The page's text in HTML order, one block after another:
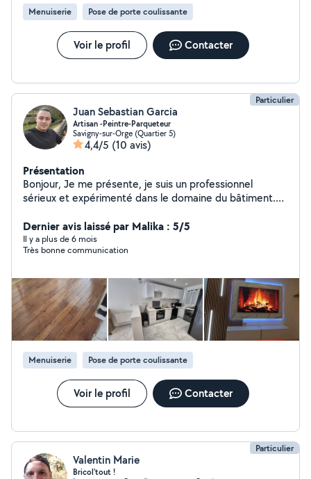
Menuiserie Pose de porte coulissante
Voir le profil Contacter
Particulier
Juan Sebastian Garcia
Artisan -Peintre-Parqueteur
Savigny-sur-Orge (Quartier 5)
4,4/5 (10 avis)
Présentation
Bonjour, Je me présente, je suis un professionnel
sérieux et expérimenté dans le domaine du bâtiment.
notamment : Construction générale Travaux d'électricité
Peinture intérieure et extérieure Pose de carrelage
Installation de parquets et sols en bois Rénovations
respect des délais. N'hésitez pas à me contacter pour
un devis ou toute demande d'information. Je suis
disponible pour intervenir rapidement selon vos besoins.
Merci pour votre confiance, Sebastian garcia
Dernier avis laissé par Malika : 5/5
Il y a plus de 6 mois
Très bonne communication
Menuiserie Pose de porte coulissante
Voir le profil Contacter
Particulier
Valentin Marie
Bricol'tout !